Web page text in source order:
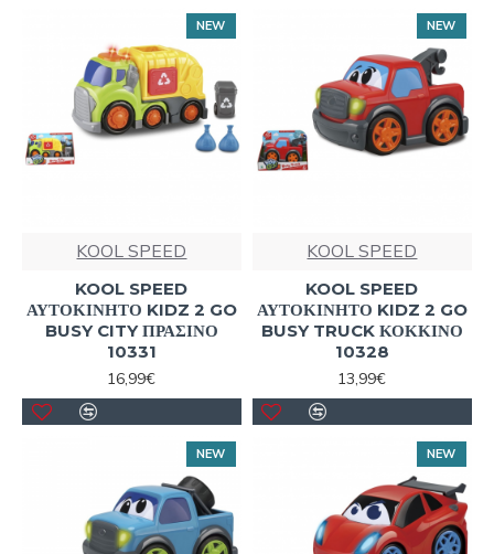
NEW
KOOL SPEED
KOOL SPEED
ΑΥΤΟΚΙΝΗΤΟ KIDZ 2 GO
BUSY CITY ΠΡΑΣΙΝΟ
10331
16,99€
NEW
KOOL SPEED
KOOL SPEED
ΑΥΤΟΚΙΝΗΤΟ KIDZ 2 GO
BUSY TRUCK ΚΟΚΚΙΝΟ
10328
13,99€
NEW NEW